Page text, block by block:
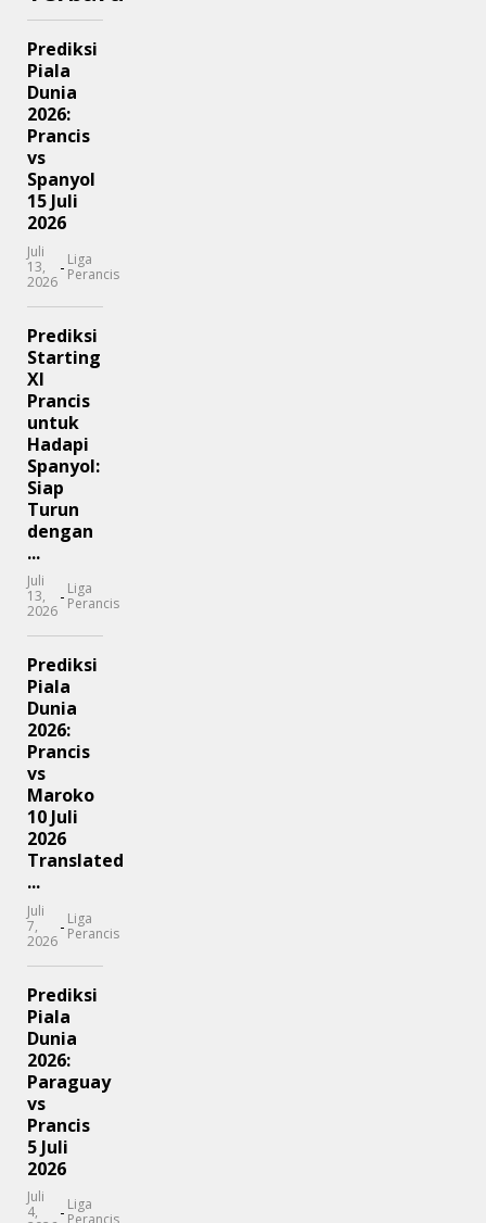
Prediksi
Piala
Dunia
2026:
Prancis
vs
Spanyol
15 Juli
2026
Juli
13,
2026
- Liga
Perancis
Prediksi
Starting
XI
Prancis
untuk
Hadapi
Spanyol:
Siap
Turun
dengan
...
Juli
13,
2026
- Liga
Perancis
Prediksi
Piala
Dunia
2026:
Prancis
vs
Maroko
10 Juli
2026
Translated
...
Juli
7,
2026
- Liga
Perancis
Prediksi
Piala
Dunia
2026:
Paraguay
vs
Prancis
5 Juli
2026
Juli
4,
- Liga
Perancis